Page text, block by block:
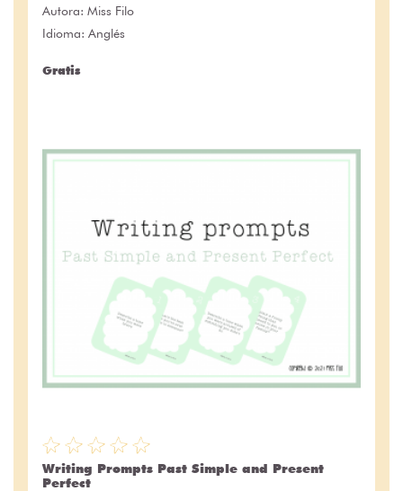
Autora: Miss Filo
Idioma: Anglés
Gratis
Writing Prompts Past Simple and Present
Perfect